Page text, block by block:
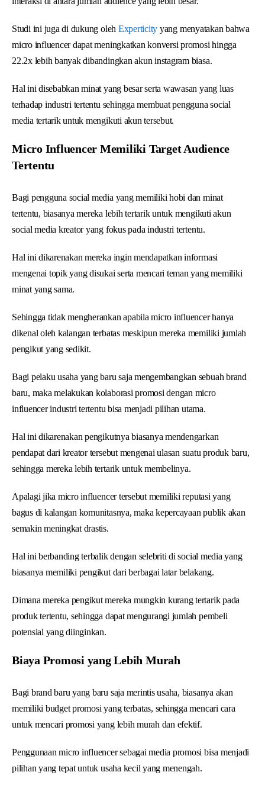
Studi ini juga di dukung oleh Experticity yang menyatakan bahwa
micro influencer dapat meningkatkan konversi promosi hingga
22.2x lebih banyak dibandingkan akun instagram biasa.
Hal ini disebabkan minat yang besar serta wawasan yang luas
terhadap industri tertentu sehingga membuat pengguna social
media tertarik untuk mengikuti akun tersebut.
Micro Influencer Memiliki Target Audience
Tertentu
Bagi pengguna social media yang memiliki hobi dan minat
tertentu, biasanya mereka lebih tertarik untuk mengikuti akun
social media kreator yang fokus pada industri tertentu.
Hal ini dikarenakan mereka ingin mendapatkan informasi
mengenai topik yang disukai serta mencari teman yang memiliki
minat yang sama.
Sehingga tidak mengherankan apabila micro influencer hanya
dikenal oleh kalangan terbatas meskipun mereka memiliki jumlah
pengikut yang sedikit.
Bagi pelaku usaha yang baru saja mengembangkan sebuah brand
baru, maka melakukan kolaborasi promosi dengan micro
influencer industri tertentu bisa menjadi pilihan utama.
Hal ini dikarenakan pengikutnya biasanya mendengarkan
pendapat dari kreator tersebut mengenai ulasan suatu produk baru,
sehingga mereka lebih tertarik untuk membelinya.
Apalagi jika micro influencer tersebut memiliki reputasi yang
bagus di kalangan komunitasnya, maka kepercayaan publik akan
semakin meningkat drastis.
Hal ini berbanding terbalik dengan selebriti di social media yang
biasanya memiliki pengikut dari berbagai latar belakang.
Dimana mereka pengikut mereka mungkin kurang tertarik pada
produk tertentu, sehingga dapat mengurangi jumlah pembeli
potensial yang diinginkan.
Biaya Promosi yang Lebih Murah
Bagi brand baru yang baru saja merintis usaha, biasanya akan
memiliki budget promosi yang terbatas, sehingga mencari cara
untuk mencari promosi yang lebih murah dan efektif.
Penggunaan micro influencer sebagai media promosi bisa menjadi
pilihan yang tepat untuk usaha kecil yang menengah.